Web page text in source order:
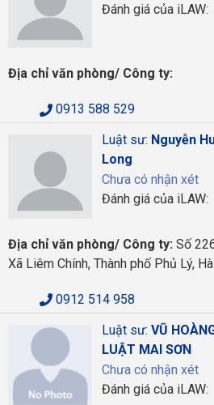
Đánh giá của iLAW:
Địa chỉ văn phòng/ Công ty:
0913 588 529
Luật sư: Nguyễn
Long
Chưa có nhận xét
Đánh giá của iLAW:
Địa chỉ văn phòng/ Công ty: Số
Xã Liêm Chính, Thành phố Phủ Lý,
0912 514 958
Luật sư: VŨ
LUẬT MAI SƠN
Chưa có nhận xét
Đánh giá của iLAW: